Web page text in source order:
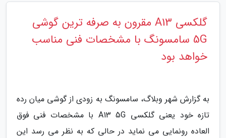
گلکسی A13 مقرون به صرفه ترین گوشی
5G سامسونگ با مشخصات فنی مناسب
خواهد بود
به گزارش شهر وبلاگ، سامسونگ به زودی از گوشی میان رده
تازه خود یعنی گلکسی A13 5G با مشخصات فنی فوق
العاده رونمایی می نماید در حالی که به نظر می رسد این